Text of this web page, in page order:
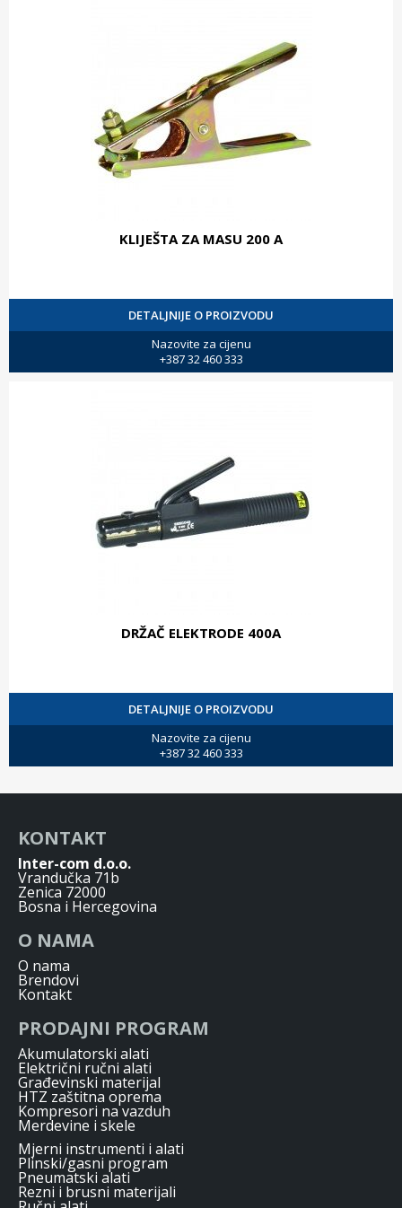
KLIJEŠTA ZA MASU 200 A
DETALJNIJE O PROIZVODU
Nazovite za cijenu
+387 32 460 333
DRŽAČ ELEKTRODE 400A
DETALJNIJE O PROIZVODU
Nazovite za cijenu
+387 32 460 333
KONTAKT
Inter-com d.o.o.
Vrandučka 71b
Zenica 72000
Bosna i Hercegovina
O NAMA
O nama
Brendovi
Kontakt
PRODAJNI PROGRAM
Akumulatorski alati
Električni ručni alati
Građevinski materijal
HTZ zaštitna oprema
Kompresori na vazduh
Merdevine i skele
Mjerni instrumenti i alati
Plinski/gasni program
Pneumatski alati
Rezni i brusni materijali